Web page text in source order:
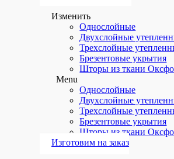
Изменить
Однослойные
Двухслойные
Трехслойные
Брезентовые укрытия
Шторы из ткани
Menu
Однослойные
Двухслойные
Трехслойные
Брезентовые укрытия
Шторы из ткани
Изготовим на заказ